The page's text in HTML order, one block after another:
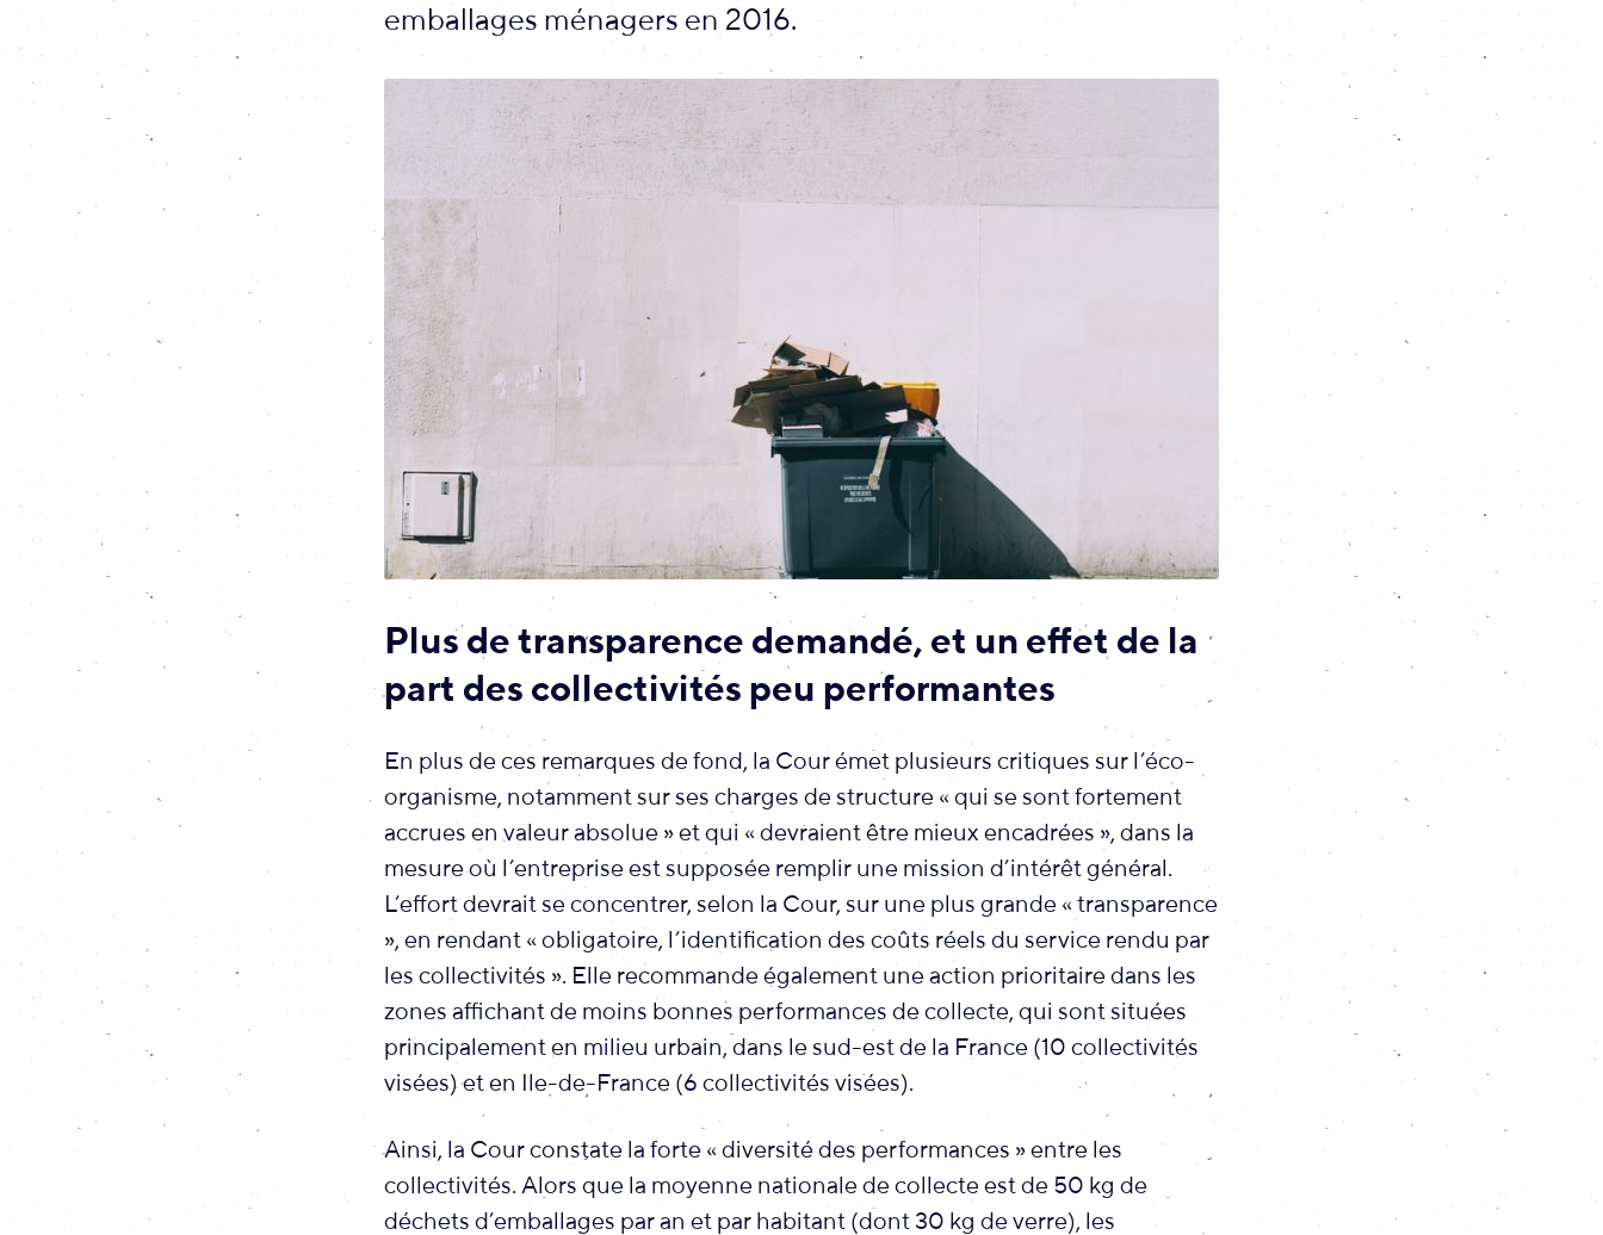
emballages ménagers en 2016.
Plus de transparence demandé, et un effet de la
part des collectivités peu performantes
En plus de ces remarques de fond, la Cour émet plusieurs critiques sur l’éco-
organisme, notamment sur ses charges de structure « qui se sont fortement
accrues en valeur absolue » et qui « devraient être mieux encadrées », dans la
mesure où l’entreprise est supposée remplir une mission d’intérêt général.
L’effort devrait se concentrer, selon la Cour, sur une plus grande « transparence
», en rendant « obligatoire, l’identification des coûts réels du service rendu par
les collectivités ». Elle recommande également une action prioritaire dans les
zones affichant de moins bonnes performances de collecte, qui sont situées
principalement en milieu urbain, dans le sud-est de la France (10 collectivités
visées) et en Ile-de-France (6 collectivités visées).
Ainsi, la Cour constate la forte « diversité des performances » entre les
collectivités. Alors que la moyenne nationale de collecte est de 50 kg de
déchets d’emballages par an et par habitant (dont 30 kg de verre), les